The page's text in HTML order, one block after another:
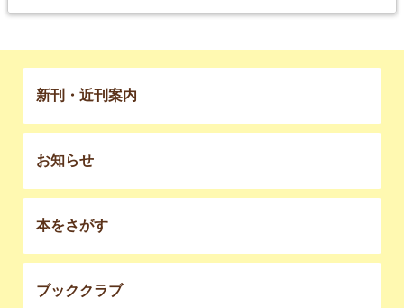
新刊・近刊案内
お知らせ
本をさがす
ブッククラブ